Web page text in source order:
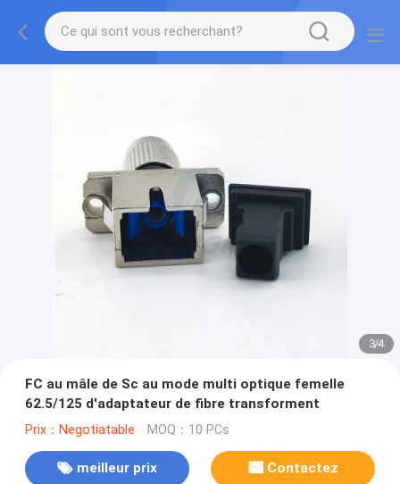
3/4
FC au mâle de Sc au mode multi optique femelle
62.5/125 d'adaptateur de fibre transforment
Prix：Negotiatable MOQ：10 PCs
meilleur prix Contactez